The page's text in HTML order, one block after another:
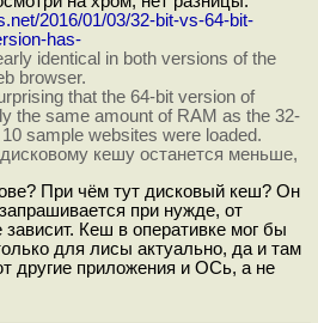
2016/01/03/32-bit-vs-64-bit-
has-
identical in both versions of the
browser.
that the 64-bit version of
the same amount of RAM as the 32-
sample websites were loaded.
кешу останется меньше,
При чём тут дисковый кеш? Он
при нужде, от
зависит. Кеш в оперативке мог бы
для лисы актуально, да и там
другие приложения и ОСь, а не